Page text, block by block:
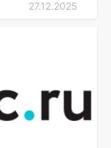
27.12.2025